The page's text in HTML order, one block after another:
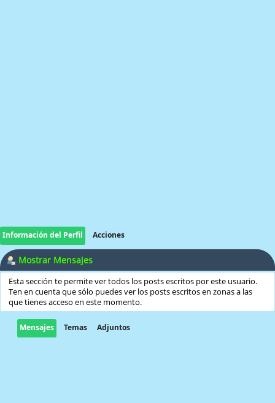
Información del Perfil Acciones
Mostrar Mensajes
Esta sección te permite ver todos los posts escritos por este usuario.
Ten en cuenta que sólo puedes ver los posts escritos en zonas a las
que tienes acceso en este momento.
Mensajes Temas Adjuntos